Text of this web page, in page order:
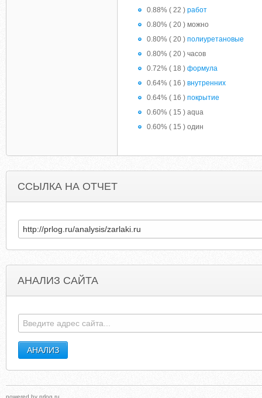
0.88% ( 22 ) работ
0.80% ( 20 ) можно
0.80% ( 20 ) полиуретановые
0.80% ( 20 ) часов
0.72% ( 18 ) формула
0.64% ( 16 ) внутренних
0.64% ( 16 ) покрытие
0.60% ( 15 ) aqua
0.60% ( 15 ) один
ССЫЛКА НА ОТЧЕТ
АНАЛИЗ САЙТА
powered by prlog.ru